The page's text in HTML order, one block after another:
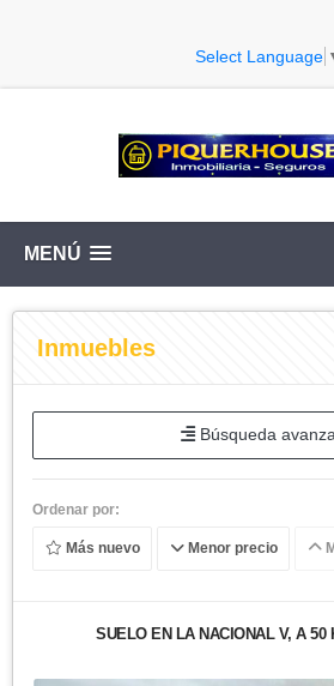
Select Language
MENÚ
Inmuebles
Búsqueda
Ordenar por:
Más nuevo Menor precio
SUELO EN LA NACIONAL V, A 50